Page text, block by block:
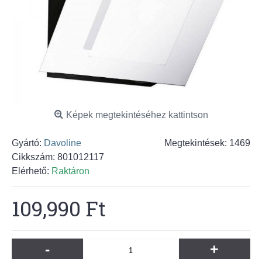
Képek megtekintéséhez kattintson
Megtekintések: 1469
Gyártó: Davoline
Cikkszám: 801012117
Elérhető: Raktáron
109,990 Ft
- +